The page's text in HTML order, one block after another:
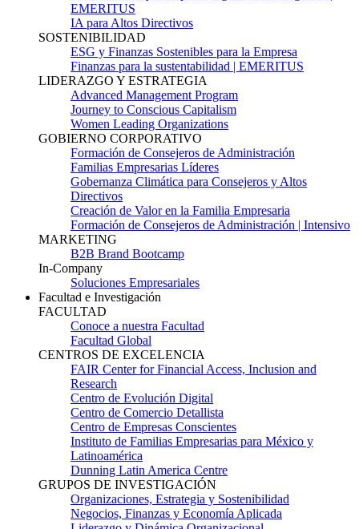
EMERITUS
IA para Altos Directivos
SOSTENIBILIDAD
ESG y Finanzas Sostenibles para la Empresa
Finanzas para la sustentabilidad | EMERITUS
LIDERAZGO Y ESTRATEGIA
Advanced Management Program
Journey to Conscious Capitalism
Women Leading Organizations
GOBIERNO CORPORATIVO
Formación de Consejeros de Administración
Familias Empresarias Líderes
Gobernanza Climática para Consejeros y Altos
Directivos
Creación de Valor en la Familia Empresaria
Formación de Consejeros de Administración | Intensivo
MARKETING
B2B Brand Bootcamp
In-Company
Soluciones Empresariales
Facultad e Investigación
FACULTAD
Conoce a nuestra Facultad
Facultad Global
CENTROS DE EXCELENCIA
FAIR Center for Financial Access, Inclusion and
Research
Centro de Evolución Digital
Centro de Comercio Detallista
Centro de Empresas Conscientes
Instituto de Familias Empresarias para México y
Latinoamérica
Dunning Latin America Centre
GRUPOS DE INVESTIGACIÓN
Organizaciones, Estrategia y Sostenibilidad
Negocios, Finanzas y Economía Aplicada